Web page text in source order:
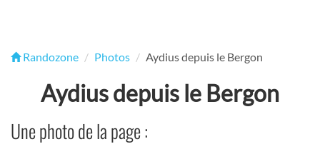
Randozone Photos Aydius depuis le Bergon
Aydius depuis le Bergon
Une photo de la page :